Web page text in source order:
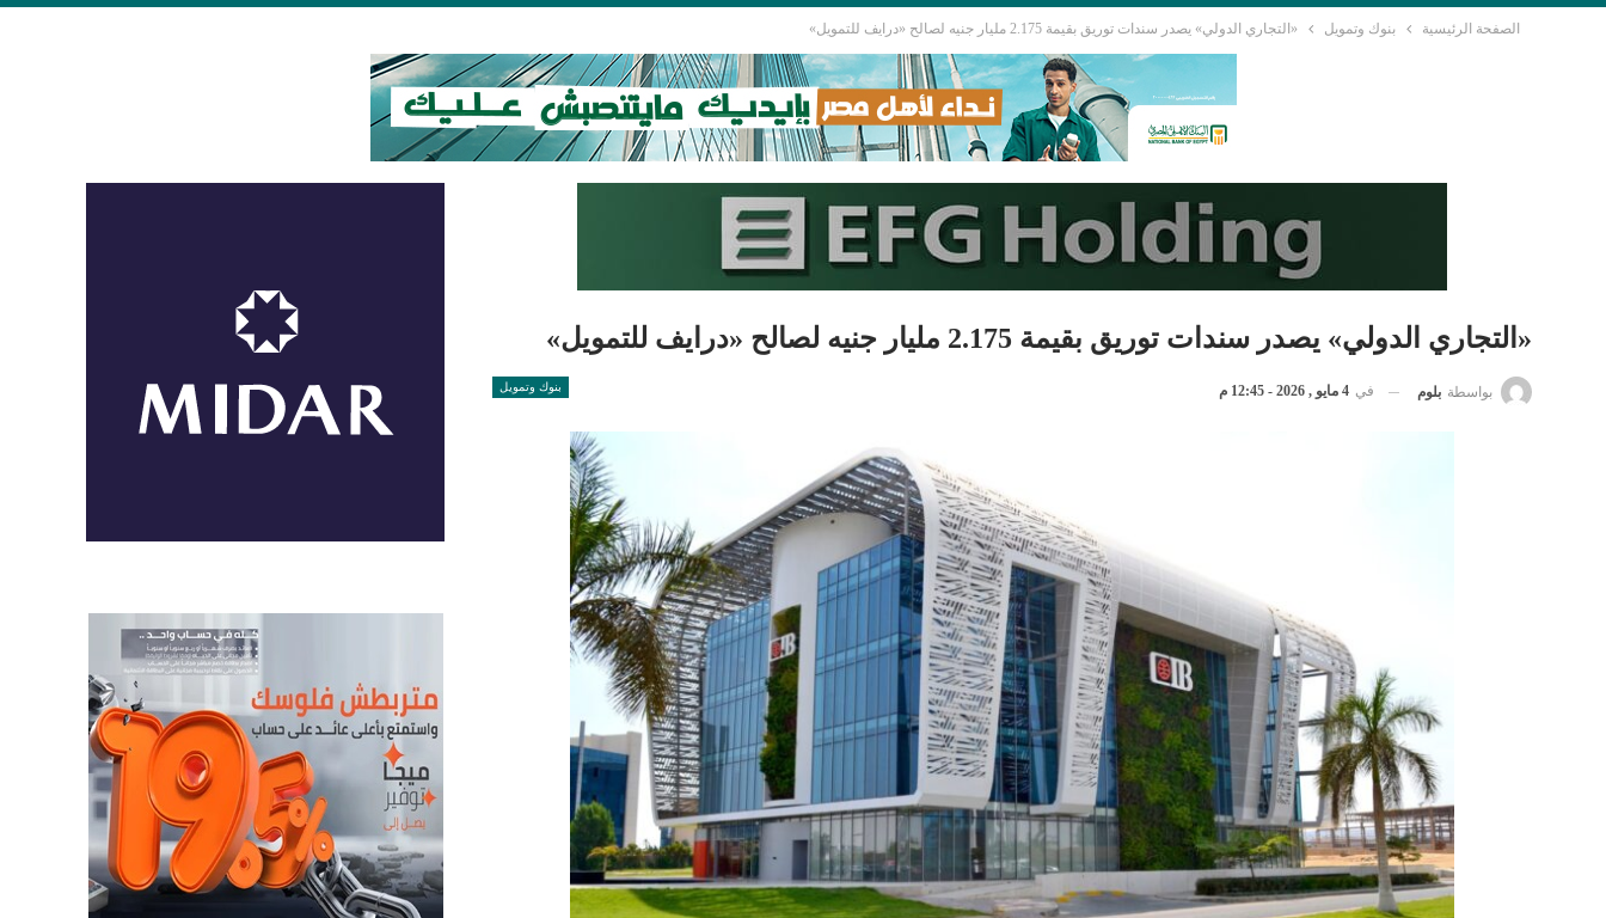
الصفحة الرئيسية بنوك وتمويل «التجاري الدولي» يصدر سندات توريق بقيمة 2.175 مليار جنيه لصالح «درايف للتمويل»
«التجاري الدولي» يصدر سندات توريق بقيمة 2.175 مليار جنيه لصالح «درايف للتمويل»
بنوك وتمويل بواسطة بلوم في 4 مايو , 2026 - 12:45 م